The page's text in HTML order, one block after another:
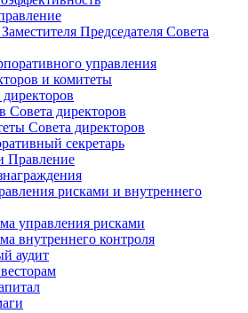
Председателя Совета
управления
и комитеты
Совета директоров
Совета директоров
секретарь
Правление
рисками и внутреннего
управления рисками
внутреннего контроля
аудит